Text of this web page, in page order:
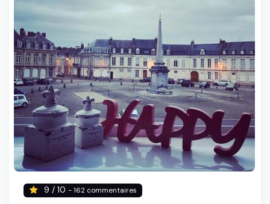
9 / 10 - 162 commentaires